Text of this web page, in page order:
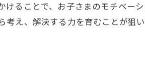
ることで、お子さまのモチベー
え、解決する力を育むことが狙